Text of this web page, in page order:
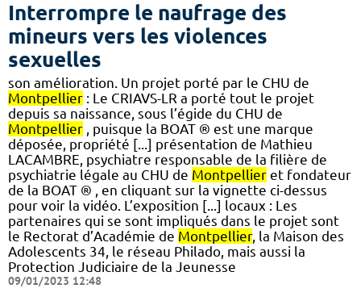
Interrompre le naufrage des
mineurs vers les violences
sexuelles
son amélioration. Un projet porté par le CHU de
Montpellier : Le CRIAVS-LR a porté tout le projet
depuis sa naissance, sous l’égide du CHU de
Montpellier , puisque la BOAT ® est une marque
déposée, propriété [...] présentation de Mathieu
LACAMBRE, psychiatre responsable de la filière de
psychiatrie légale au CHU de Montpellier et fondateur
de la BOAT ® , en cliquant sur la vignette ci-dessus
pour voir la vidéo. L’exposition [...] locaux : Les
partenaires qui se sont impliqués dans le projet sont
le Rectorat d’Académie de Montpellier, la Maison des
Adolescents 34, le réseau Philado, mais aussi la
Protection Judiciaire de la Jeunesse
09/01/2023 12:48